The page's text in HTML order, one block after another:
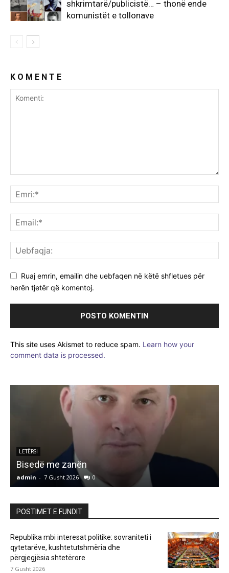
shkrimtarë/publicistë… – thonë ende
komunistët e tollonave
K O M E N T E
Ruaj emrin, emailin dhe uebfaqen në këtë shfletues për
herën tjetër që komentoj.
This site uses Akismet to reduce spam. Learn how your
comment data is processed.
LETËRSI
Bisedë me zanën
admin - 7 Gusht 2026 0
POSTIMET E FUNDIT
Republika mbi interesat politike: sovraniteti i
qytetarëve, kushtetutshmëria dhe
përgjegjësia shtetërore
7 Gusht 2026